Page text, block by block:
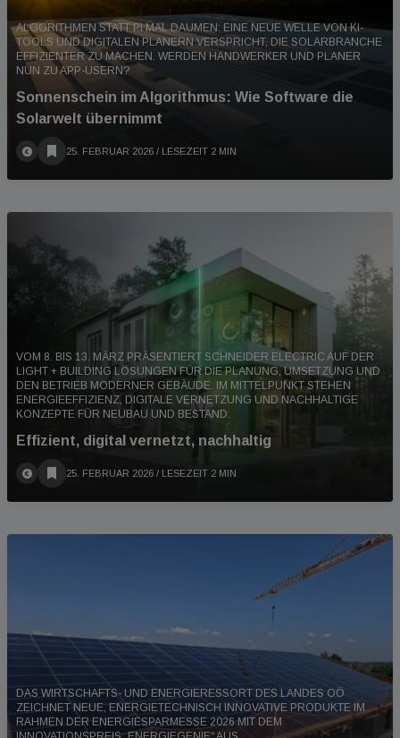
ALGORITHMEN STATT PI MAL DAUMEN: EINE NEUE WELLE VON KI-
TOOLS UND DIGITALEN PLANERN VERSPRICHT, DIE SOLARBRANCHE
EFFIZIENTER ZU MACHEN. WERDEN HANDWERKER UND PLANER
NUN ZU APP-USERN?
Sonnenschein im Algorithmus: Wie Software die
Solarwelt übernimmt
25. FEBRUAR 2026 / LESEZEIT 2 MIN
VOM 8. BIS 13. MÄRZ PRÄSENTIERT SCHNEIDER ELECTRIC AUF DER
LIGHT + BUILDING LÖSUNGEN FÜR DIE PLANUNG, UMSETZUNG UND
DEN BETRIEB MODERNER GEBÄUDE. IM MITTELPUNKT STEHEN
ENERGIEEFFIZIENZ, DIGITALE VERNETZUNG UND NACHHALTIGE
KONZEPTE FÜR NEUBAU UND BESTAND.
Effizient, digital vernetzt, nachhaltig
25. FEBRUAR 2026 / LESEZEIT 2 MIN
DAS WIRTSCHAFTS- UND ENERGIERESSORT DES LANDES OÖ
ZEICHNET NEUE, ENERGIETECHNISCH INNOVATIVE PRODUKTE IM
RAHMEN DER ENERGIESPARMESSE 2026 MIT DEM